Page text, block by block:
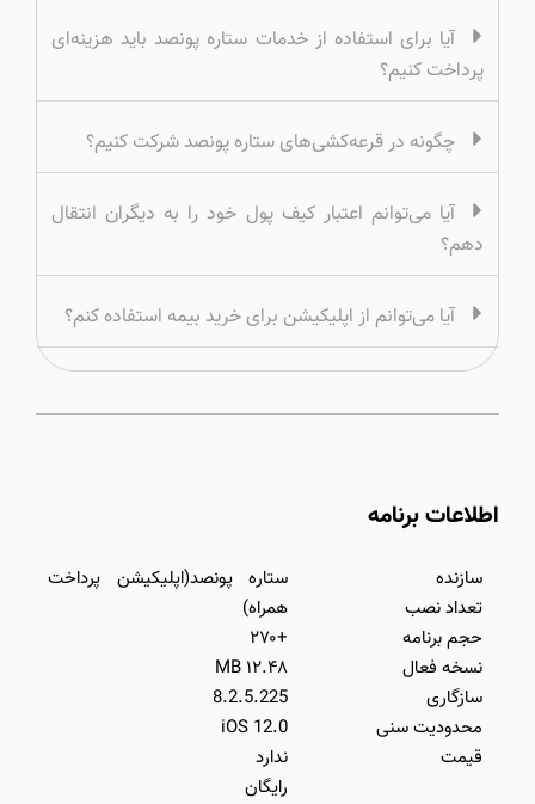
آیا برای استفاده از خدمات ستاره پونصد باید هزینه‌ای
پرداخت کنیم؟
چگونه در قرعه‌کشی‌های ستاره پونصد شرکت کنیم؟
آیا می‌توانم اعتبار کیف پول خود را به دیگران انتقال
دهم؟
آیا می‌توانم از اپلیکیشن برای خرید بیمه استفاده کنم؟
اطلاعات برنامه
ستاره پونصد(اپلیکیشن پرداخت
همراه)
+۲۷۰
۱۲.۴۸ MB
8.2.5.225
iOS 12.0
ندارد
رایگان
سازنده
تعداد نصب
حجم برنامه
نسخه فعال
سازگاری
محدودیت سنی
قیمت